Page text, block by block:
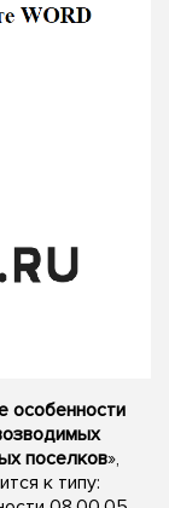
особенности
поселков»,
к типу: